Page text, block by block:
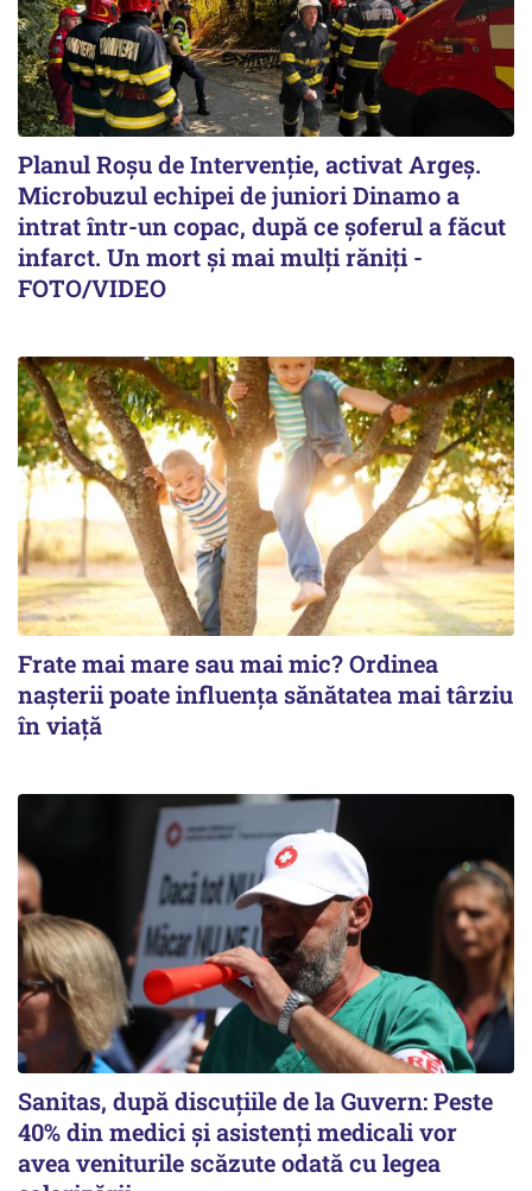
Planul Roşu de Intervenţie, activat Argeş.
Microbuzul echipei de juniori Dinamo a
intrat într-un copac, după ce șoferul a făcut
infarct. Un mort și mai mulți răniți -
FOTO/VIDEO
Frate mai mare sau mai mic? Ordinea
nașterii poate influența sănătatea mai târziu
în viață
Sanitas, după discuțiile de la Guvern: Peste
40% din medici și asistenți medicali vor
avea veniturile scăzute odată cu legea